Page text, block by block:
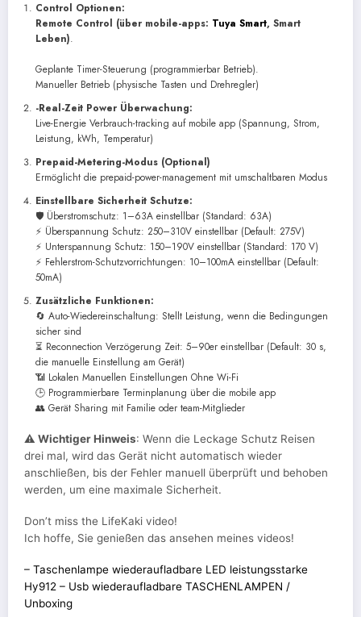
Control Optionen:
Remote Control (über mobile-apps: Tuya Smart, Smart
Leben).
Geplante Timer-Steuerung (programmierbar Betrieb).
Manueller Betrieb (physische Tasten und Drehregler)
-Real-Zeit Power Überwachung:
Live-Energie Verbrauch-tracking auf mobile app (Spannung, Strom,
Leistung, kWh, Temperatur)
Prepaid-Metering-Modus (Optional)
Ermöglicht die prepaid-power-management mit umschaltbaren Modus
Einstellbare Sicherheit Schutze:
🛡 Überstromschutz: 1–63A einstellbar (Standard: 63A)
⚡ Überspannung Schutz: 250–310V einstellbar (Default: 275V)
⚡ Unterspannung Schutz: 150–190V einstellbar (Standard: 170 V)
⚡ Fehlerstrom-Schutzvorrichtungen: 10–100mA einstellbar (Default:
50mA)
Zusätzliche Funktionen:
🔄 Auto-Wiedereinschaltung: Stellt Leistung, wenn die Bedingungen
sicher sind
⏳ Reconnection Verzögerung Zeit: 5–90er einstellbar (Default: 30 s,
die manuelle Einstellung am Gerät)
📶 Lokalen Manuellen Einstellungen Ohne Wi-Fi
🕒 Programmierbare Terminplanung über die mobile app
👥 Gerät Sharing mit Familie oder team-Mitglieder
⚠ Wichtiger Hinweis: Wenn die Leckage Schutz Reisen
drei mal, wird das Gerät nicht automatisch wieder
anschließen, bis der Fehler manuell überprüft und behoben
werden, um eine maximale Sicherheit.
Don’t miss the LifeKaki video!
Ich hoffe, Sie genießen das ansehen meines videos!
– Taschenlampe wiederaufladbare LED leistungsstarke
Hy912 – Usb wiederaufladbare TASCHENLAMPEN /
Unboxing